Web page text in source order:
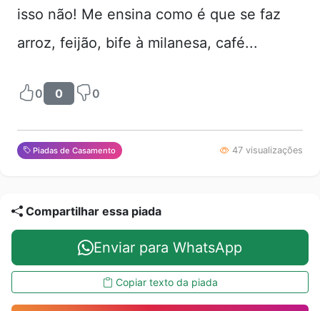
isso não! Me ensina como é que se faz
arroz, feijão, bife à milanesa, café...
0 0 0
Piadas de Casamento 47 visualizações
Compartilhar essa piada
Enviar para WhatsApp
Copiar texto da piada